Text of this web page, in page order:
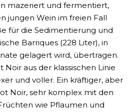
mazeriert und fermentiert,
jungen Wein im freien Fall
für die Sedimentierung und
Barriques (228 Liter), in
gelagert wird, übertragen.
aus der klassischen Linie
und voller. Ein kräftiger, aber
Noir, sehr komplex mit den
wie Pflaumen und